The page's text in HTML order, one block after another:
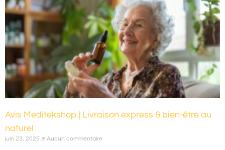
Avis Meditekshop | Livraison express & bien-être au
naturel
juin 23, 2025 Aucun commentaire